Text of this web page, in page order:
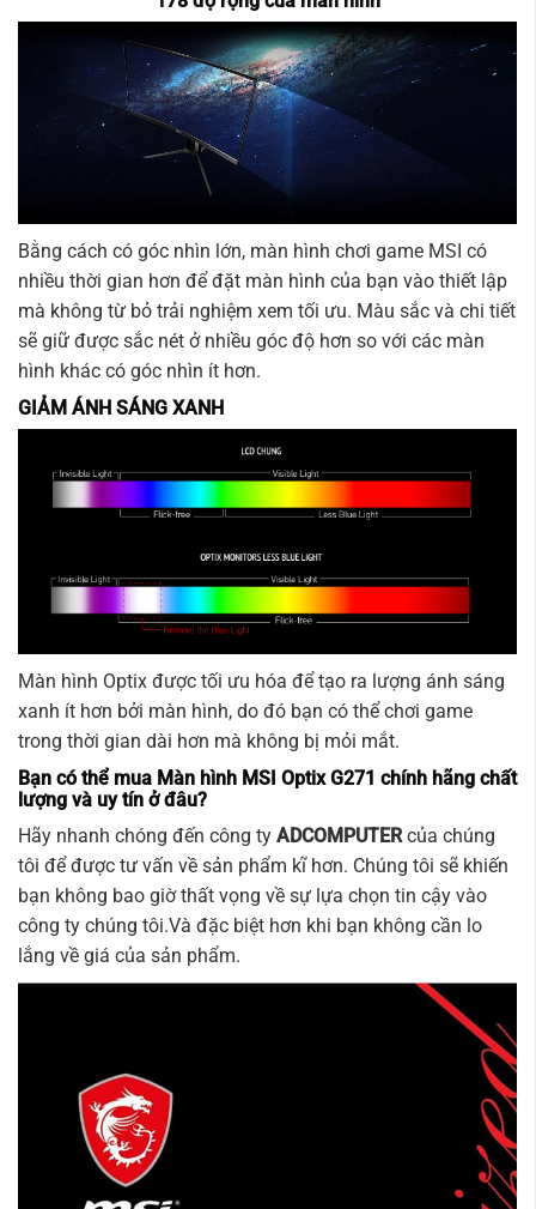
Bằng cách có góc nhìn lớn, màn hình chơi game MSI có
nhiều thời gian hơn để đặt màn hình của bạn vào thiết lập
mà không từ bỏ trải nghiệm xem tối ưu. Màu sắc và chi tiết
sẽ giữ được sắc nét ở nhiều góc độ hơn so với các màn
hình khác có góc nhìn ít hơn.
GIẢM ÁNH SÁNG XANH
Màn hình Optix được tối ưu hóa để tạo ra lượng ánh sáng
xanh ít hơn bởi màn hình, do đó bạn có thể chơi game
trong thời gian dài hơn mà không bị mỏi mắt.
Bạn có thể mua Màn hình MSI Optix G271 chính hãng chất
lượng và uy tín ở đâu?
Hãy nhanh chóng đến công ty ADCOMPUTERcủa chúng
tôi để được tư vấn về sản phẩm kĩ hơn. Chúng tôi sẽ khiến
bạn không bao giờ thất vọng về sự lựa chọn tin cậy vào
công ty chúng tôi.Và đặc biệt hơn khi bạn không cần lo
lắng về giá của sản phẩm.